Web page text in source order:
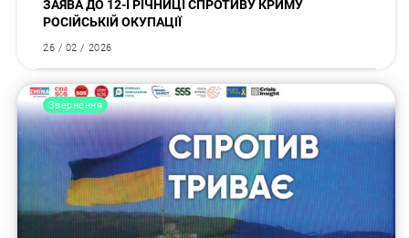
ЗАЯВА ДО 12-Ї РІЧНИЦІ СПРОТИВУ КРИМУ
РОСІЙСЬКІЙ ОКУПАЦІЇ
26 / 02 / 2026
Звернення